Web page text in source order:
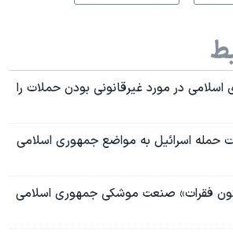
اسلامی در مورد غیرقانونی بودن حملات را
حمله اسرائیل به مواضع جمهوری اسلامی
فقرات» صنعت موشکی جمهوری اسلامی